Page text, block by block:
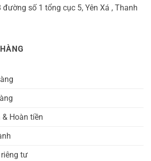
đường số 1 tổng cục 5, Yên Xá , Thanh
Hoàn tiền
tư